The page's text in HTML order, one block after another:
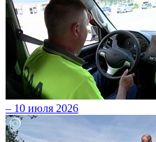
– 10 июля 2026